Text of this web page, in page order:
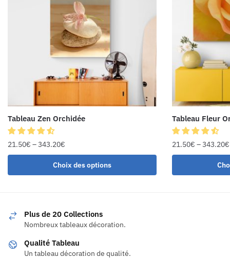
Tableau Zen Orchidée
21.50€ –343.20€
Choix des options
Tableau Fleur
21.50€ –343.20€
Plus de 20 Collections
Nombreux tableaux décoration.
Qualité Tableau
Un tableau décoration de qualité.